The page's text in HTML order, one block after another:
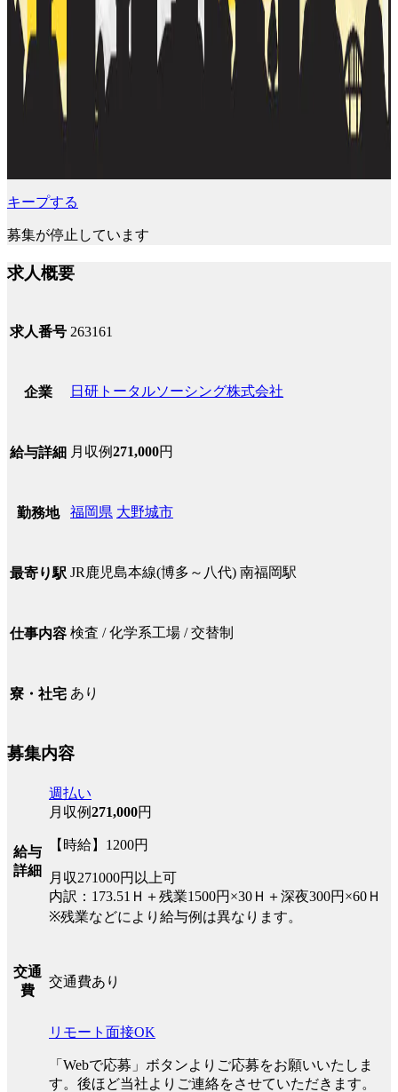
キープする
募集が停止しています
求人概要
求人番号 263161
企業 日研トータルソーシング株式会社
給与詳細 月収例271,000円
勤務地 福岡県 大野城市
最寄り駅 JR鹿児島本線(博多～八代) 南福岡駅
仕事内容 検査 / 化学系工場 / 交替制
寮・社宅 あり
募集内容
給与
詳細
週払い
月収例271,000円
【時給】1200円
月収271000円以上可
内訳：173.51Ｈ＋残業1500円×30Ｈ＋深夜300円×60Ｈ
※残業などにより給与例は異なります。
交通
費
交通費あり
リモート面接OK
「Webで応募」ボタンよりご応募をお願いいたしま
す。後ほど当社よりご連絡をさせていただきます。